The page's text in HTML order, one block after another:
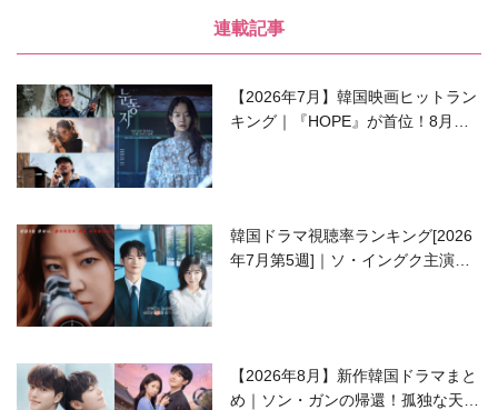
連載記事
【2026年7月】韓国映画ヒットラン
キング｜『HOPE』が首位！8月公
韓国ドラマ視聴率ランキング[2026
年7月第5週]｜ソ・イングク主演の
【2026年8月】新作韓国ドラマまと
め｜ソン・ガンの帰還！孤独な天才